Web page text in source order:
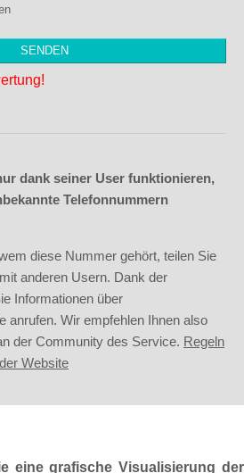
dank seiner User funktionieren,
Telefonnummern
diese Nummer gehört, teilen Sie
anderen Usern. Dank der
Informationen über
anrufen. Wir empfehlen Ihnen also
der Community des Service. Regeln
Website
eine grafische Visualisierung der